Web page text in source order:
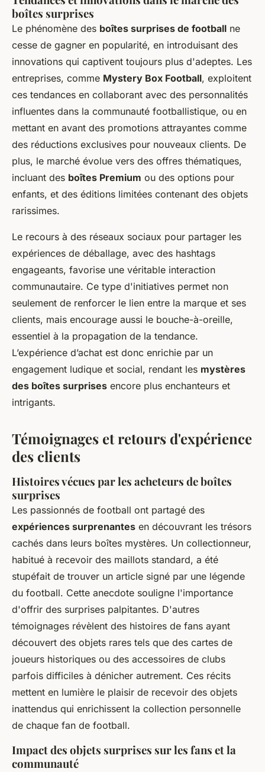
boîtes surprises
Le phénomène des boîtes surprises de football ne
cesse de gagner en popularité, en introduisant des
innovations qui captivent toujours plus d'adeptes. Les
entreprises, comme Mystery Box Football, exploitent
ces tendances en collaborant avec des personnalités
influentes dans la communauté footballistique, ou en
mettant en avant des promotions attrayantes comme
des réductions exclusives pour nouveaux clients. De
plus, le marché évolue vers des offres thématiques,
incluant des boîtes Premium ou des options pour
enfants, et des éditions limitées contenant des objets
rarissimes.
Le recours à des réseaux sociaux pour partager les
expériences de déballage, avec des hashtags
engageants, favorise une véritable interaction
communautaire. Ce type d'initiatives permet non
seulement de renforcer le lien entre la marque et ses
clients, mais encourage aussi le bouche-à-oreille,
essentiel à la propagation de la tendance.
L’expérience d’achat est donc enrichie par un
engagement ludique et social, rendant les mystères
des boîtes surprises encore plus enchanteurs et
intrigants.
Témoignages et retours d'expérience
des clients
Histoires vécues par les acheteurs de boîtes
surprises
Les passionnés de football ont partagé des
expériences surprenantes en découvrant les trésors
cachés dans leurs boîtes mystères. Un collectionneur,
habitué à recevoir des maillots standard, a été
stupéfait de trouver un article signé par une légende
du football. Cette anecdote souligne l'importance
d'offrir des surprises palpitantes. D'autres
témoignages révèlent des histoires de fans ayant
découvert des objets rares tels que des cartes de
joueurs historiques ou des accessoires de clubs
parfois difficiles à dénicher autrement. Ces récits
mettent en lumière le plaisir de recevoir des objets
inattendus qui enrichissent la collection personnelle
de chaque fan de football.
Impact des objets surprises sur les fans et la
communauté